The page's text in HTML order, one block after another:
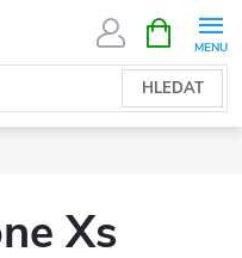
HLEDAT
NÁKUPNÍ
KOŠÍK
Xs